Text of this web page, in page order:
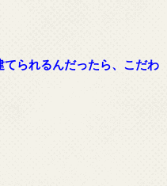
てられるんだったら、こだわ